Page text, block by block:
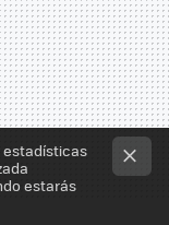
estadísticas
estarás